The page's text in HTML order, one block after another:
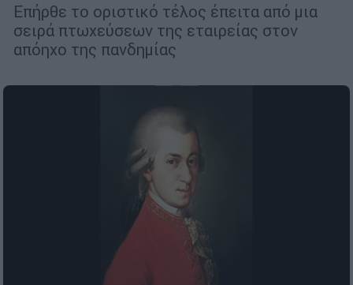
Επήρθε το οριστικό τέλος έπειτα από μια
σειρά πτωχεύσεων της εταιρείας στον
απόηχο της πανδημίας